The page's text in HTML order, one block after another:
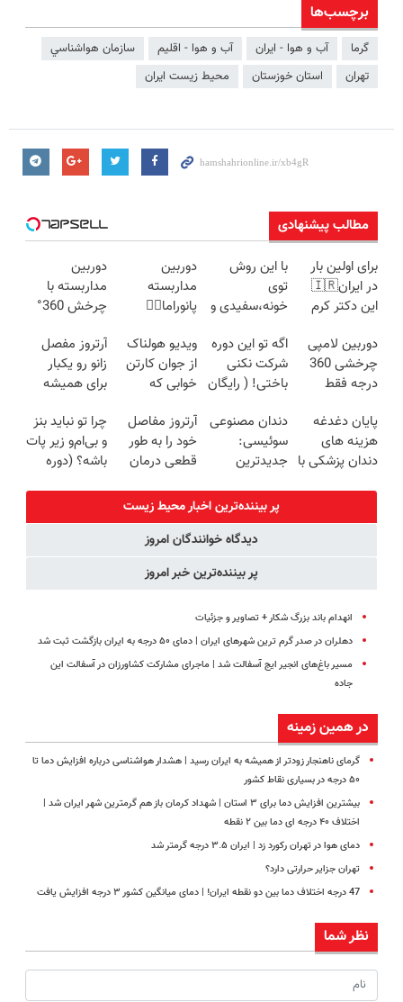
برچسب‌ها
گرما آب و هوا - ایران آب و هوا - اقلیم
سازمان هواشناسي
تهران
استان خوزستان محیط زیست ایران
مطالب پیشنهادی
برای اولین بار
در ایران🇮🇷
این دکتر کرم
روزه ساخت!
با این روش
توی
خونه،سفیدی و
برگردون
(40%off)
دوربین
مداربسته
پانوراما👈🏻
360°و سازگار با
اندروید و ios
دوربین
مداربسته با
چرخش 360°
(ضمانت
تعویض +
پرداخت درب
دوربین لامپی
چرخشی 360
درجه فقط
🔥 پرداخت
درب منزل
اگه تو این دوره
شرکت نکنی
باختی! ( رایگان
پولدار شی)
ویدیو هولناک
از جوان کارتن
خوابی که
آموزش رایگان
آرتروز مفصل
زانو رو یکبار
برای همیشه
◗پرسش‌نامه◖
پایان دغدغه
هزینه های
دندان پزشکی با
دندان مصنوعی
سوئیسی:
جدیدترین
سبک و مقاوم |
پرداخت قسطی
آرتروز مفاصل
خود را به طور
قطعی درمان
◗پرسش‌نامه◖
چرا تو نباید بنز
و بی‌ام‌و زیر پات
باشه؟ (دوره
پر بیننده‌ترین اخبار محیط زیست
دیدگاه خوانندگان امروز
پر بیننده‌ترین خبر امروز
انهدام باند بزرگ شکار + تصاویر و جزئیات
دهلران در صدر گرم‌ ترین شهرهای ایران | دمای ۵۰ درجه به ایران بازگشت ثبت شد
مسیر باغ‌های انجیر ایج آسفالت شد | ماجرای مشارکت کشاورزان در آسفالت این
جاده
در همین زمینه
گرمای ناهنجار زودتر از همیشه به ایران رسید | هشدار هواشناسی درباره افزایش دما تا
۵۰ درجه در بسیاری نقاط کشور
بیشترین افزایش دما برای ۳ استان | شهداد کرمان باز هم گرمترین شهر ایران شد |
اختلاف ۴۰ درجه ای دما بین ۲ نقطه
دمای هوا در تهران رکورد زد | ایران ۳.۵ درجه گرمتر شد
تهران جزایر حرارتی دارد؟
47 درجه اختلاف دما بین دو نقطه ایران! | دمای میانگین کشور ۳ درجه افزایش یافت
نظر شما